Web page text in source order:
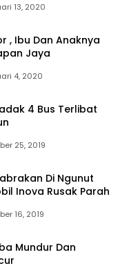
13, 2020
, Ibu Dan Anaknya
Jaya
4, 2020
4 Bus Terlibat
25, 2019
Di Ngunut
Inova Rusak Parah
16, 2019
Mundur Dan